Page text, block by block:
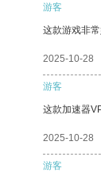
游客
这款游戏非
2025-10-28
游客
这款加速器
2025-10-28
游客